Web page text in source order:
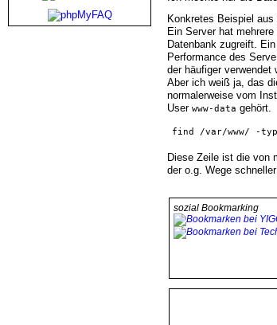
Konkretes Beispiel aus
Ein Server hat
Datenbank zugreift. Ein
Performance des
der häufiger verwendet
Aber ich weiß ja, das
normalerweise vom
User www-data gehört.
find /var/www/ -
Diese Zeile ist die von
der o.g. Wege
sozial Bookmarking